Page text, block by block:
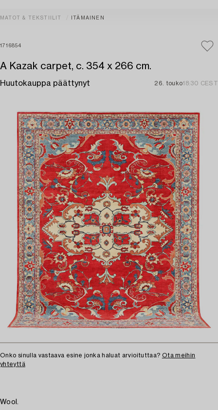
MATOT & TEKSTIILIT ITÄMAINEN
1716854
A Kazak carpet, c. 354 x 266 cm.
Huutokauppa päättynyt 26. touko18:30 CEST
Onko sinulla vastaava esine jonka haluat arvioituttaa? Ota meihin
yhteyttä
Wool.